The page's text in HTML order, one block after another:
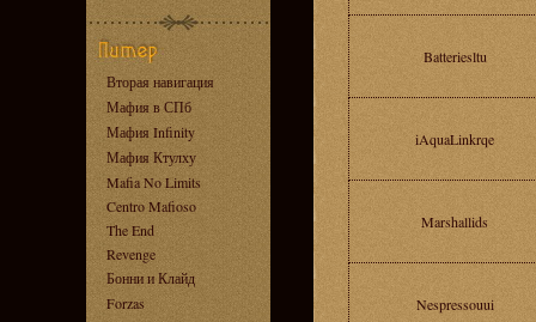
Вторая навигация
Мафия в СПб
Мафия Infinity
Мафия Ктулху
Mafia No Limits
Centro Mafioso
The End
Revenge
Бонни и Клайд
Forzas
Batteriesltu
iAquaLinkrqe
Marshallids
Nespressouui